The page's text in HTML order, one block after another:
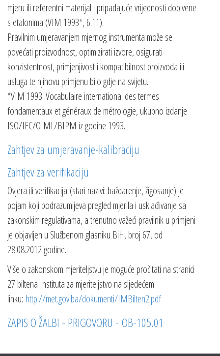
mjeru ili referentni materijal i pripadajuće vrijednosti dobivene
s etalonima (VIM 1993*, 6.11).
Pravilnim umjeravanjem mjernog instrumenta može se
povećati proizvodnost, optimizirati izvore, osigurati
konzistentnost, primjenjivost i kompatibilnost proizvoda ili
usluga te njihovu primjenu bilo gdje na svijetu.
*VIM 1993: Vocabulaire international des termes
fondamentaux et généraux de métrologie, ukupno izdanje
ISO/IEC/OIML/BIPM iz godine 1993.
Zahtjev za umjeravanje-kalibraciju
Zahtjev za verifikaciju
Ovjera ili verifikacija (stari nazivi: baždarenje, žigosanje) je
pojam koji podrazumijeva pregled mjerila i usklađivanje sa
zakonskim regulativama, a trenutno važeći pravilnik u primjeni
je objavljen u Službenom glasniku BiH, broj 67, od
28.08.2012 godine.
Više o zakonskom mjeriteljstvu je moguće pročitati na stranici
27 biltena Instituta za mjeriteljstvo na sljedećem
linku: http://met.gov.ba/dokumenti/IMBilten2.pdf
ZAPIS O ŽALBI - PRIGOVORU - OB-105.01